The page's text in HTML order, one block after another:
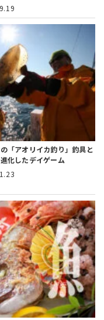
「アオリイカ釣り」釣具と
化したデイゲーム